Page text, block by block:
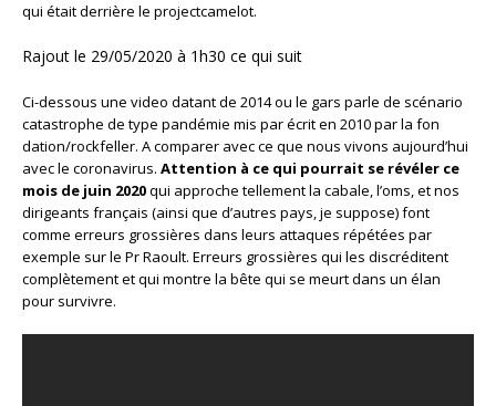
qui était derrière le projectcamelot.
Rajout le 29/05/2020 à 1h30 ce qui suit
Ci-dessous une video datant de 2014 ou le gars parle de scénario
catastrophe de type pandémie mis par écrit en 2010 par la fon
dation/rockfeller. A comparer avec ce que nous vivons aujourd’hui
avec le coronavirus. Attention à ce qui pourrait se révéler ce
mois de juin 2020qui approche tellement la cabale, l’oms, et nos
dirigeants français (ainsi que d’autres pays, je suppose) font
comme erreurs grossières dans leurs attaques répétées par
exemple sur le Pr Raoult. Erreurs grossières qui les discréditent
complètement et qui montre la bête qui se meurt dans un élan
pour survivre.